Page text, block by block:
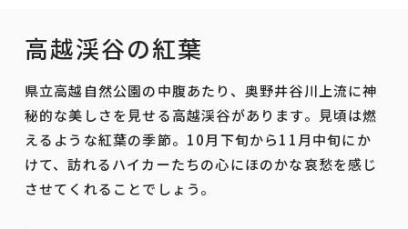
高越渓谷の紅葉
県立高越自然公園の中腹あたり、奥野井谷川上流に神
秘的な美しさを見せる高越渓谷があります。見頃は燃
えるような紅葉の季節。10月下旬から11月中旬にか
けて、訪れるハイカーたちの心にほのかな哀愁を感じ
させてくれることでしょう。